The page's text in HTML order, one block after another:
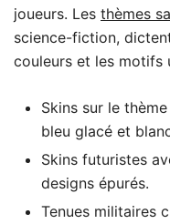
joueurs. Les thèmes
science-fiction,
couleurs et les motifs
Skins sur le
bleu glacé et
Skins futuristes
designs épurés.
Tenues militaires